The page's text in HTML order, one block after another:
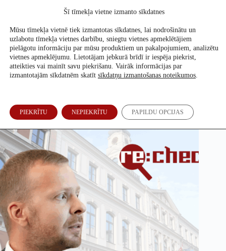
Atbalsti mūs
Vai Rīgā ir 40 apkaimju direktori un domes komitejās trīs
vadītāju vietnieki?
Šī tīmekļa vietne izmanto sīkdatnes
Mūsu tīmekļa vietnē tiek izmantotas sīkdatnes, lai nodrošinātu un
uzlabotu tīmekļa vietnes darbību, sniegtu vietnes apmeklētājiem
pielāgotu informāciju par mūsu produktiem un pakalpojumiem, analizētu
vietnes apmeklējumu. Lietotājam jebkurā brīdī ir iespēja piekrist,
atteikties vai mainīt savu piekrišanu. Vairāk informācijas par
izmantotajām sīkdatnēm skatīt sīkdatņu izmantošanas noteikumos.
PIEKRĪTU NEPIEKRĪTU PAPILDU OPCIJAS